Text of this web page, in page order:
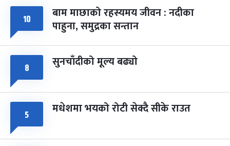
८ फागुपूर्णिमा
चैत्र ८, २०८३-Mar 22, 2027
७ महिना बाँकी
१० बाम माछाको रहस्यमय जीवन : नदीका
पाहुना, समुद्रका सन्तान
८ सुनचाँदीको मूल्य बढ्यो
५ मधेशमा भयको रोटी सेक्दै सीके राउत